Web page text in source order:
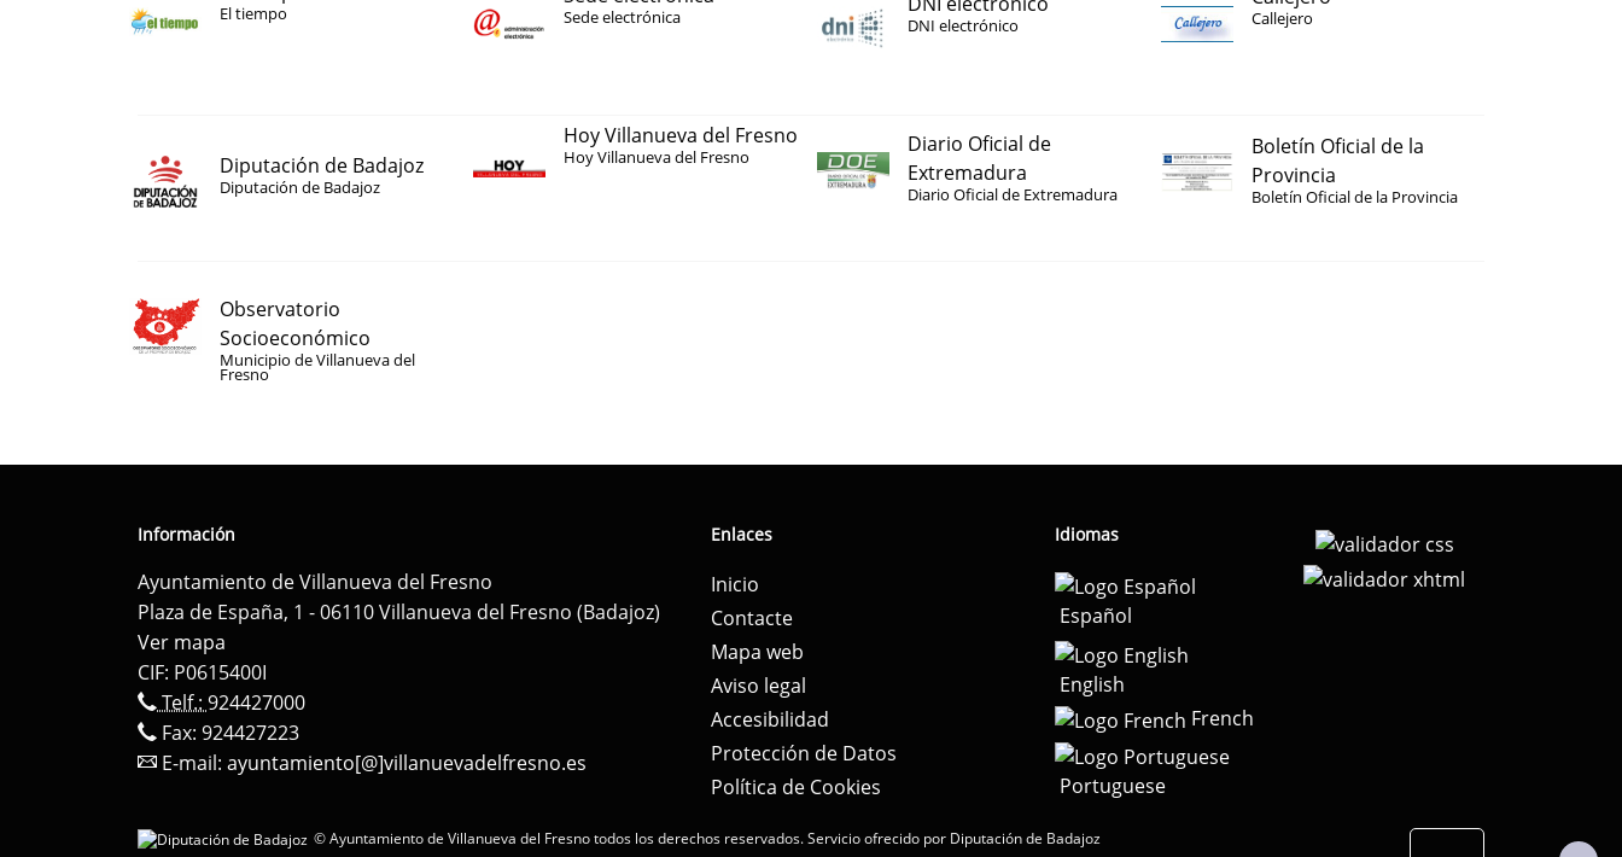
El tiempo Sede electrónica DNI electrónico Callejero
Diputación de Badajoz
Diputación de Badajoz
Hoy Villanueva del Fresno
Hoy Villanueva del Fresno
Diario Oficial de
Extremadura
Diario Oficial de Extremadura
Boletín Oficial de la
Provincia
Boletín Oficial de la Provincia
Observatorio
Socioeconómico
Municipio de Villanueva del
Fresno
Información
Ayuntamiento de Villanueva del Fresno
Plaza de España, 1 - 06110 Villanueva del Fresno (Badajoz)
Ver mapa
CIF: P0615400I
Telf.: 924427000
Fax: 924427223
E-mail: ayuntamiento[@]villanuevadelfresno.es
Enlaces
Inicio
Contacte
Mapa web
Aviso legal
Accesibilidad
Protección de Datos
Política de Cookies
Idiomas
Español
English
French
Portuguese
© Ayuntamiento de Villanueva del Fresno todos los derechos reservados.Servicio ofrecido por Diputación de Badajoz